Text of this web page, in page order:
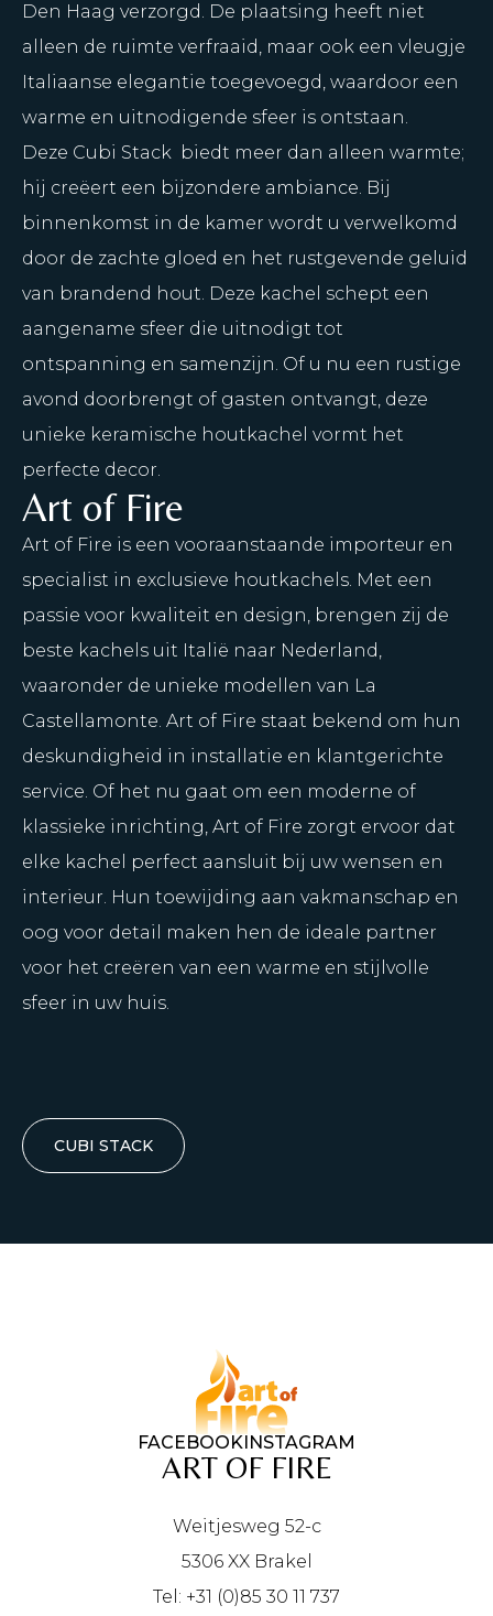
Den Haag verzorgd. De plaatsing heeft niet
alleen de ruimte verfraaid, maar ook een vleugje
Italiaanse elegantie toegevoegd, waardoor een
warme en uitnodigende sfeer is ontstaan.
Deze Cubi Stack biedt meer dan alleen warmte;
hij creëert een bijzondere ambiance. Bij
binnenkomst in de kamer wordt u verwelkomd
door de zachte gloed en het rustgevende geluid
van brandend hout. Deze kachel schept een
aangename sfeer die uitnodigt tot
ontspanning en samenzijn. Of u nu een rustige
avond doorbrengt of gasten ontvangt, deze
unieke keramische houtkachel vormt het
perfecte decor.
Art of Fire
Art of Fire is een vooraanstaande importeur en
specialist in exclusieve houtkachels. Met een
passie voor kwaliteit en design, brengen zij de
beste kachels uit Italië naar Nederland,
waaronder de unieke modellen van La
Castellamonte. Art of Fire staat bekend om hun
deskundigheid in installatie en klantgerichte
service. Of het nu gaat om een moderne of
klassieke inrichting, Art of Fire zorgt ervoor dat
elke kachel perfect aansluit bij uw wensen en
interieur. Hun toewijding aan vakmanschap en
oog voor detail maken hen de ideale partner
voor het creëren van een warme en stijlvolle
sfeer in uw huis.
CUBI STACK
FACEBOOKINSTAGRAM
ART OF FIRE
Weitjesweg 52-c
5306 XX Brakel
Tel: +31 (0)85 30 11 737